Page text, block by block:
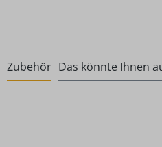
Zubehör Das könnte Ihnen